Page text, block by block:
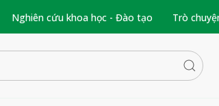
Nghiên cứu khoa học - Đào tạo Trò